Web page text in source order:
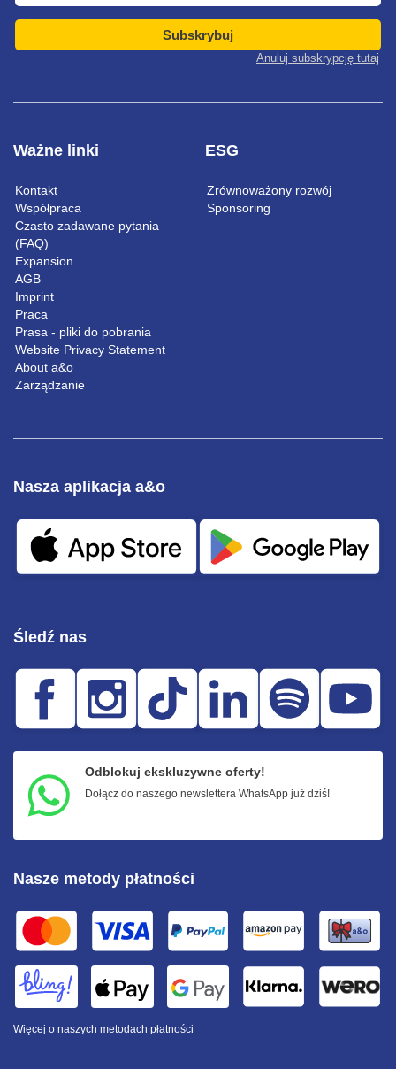
Ważne linki
Kontakt
Współpraca
Czasto zadawane pytania
(FAQ)
Expansion
AGB
Imprint
Praca
Prasa - pliki do pobrania
Website Privacy Statement
About a&o
Zarządzanie
ESG
Zrównoważony rozwój
Sponsoring
Subskrybuj
Anuluj subskrypcję tutaj
Śledź nas
Odblokuj ekskluzywne oferty!
Dołącz do naszego newslettera WhatsApp już dziś!
Nasza aplikacja a&o
Nasze metody płatności
Więcej o naszych metodach płatności